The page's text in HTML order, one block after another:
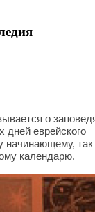
о
дней еврейского
начинающему, так
календарю.